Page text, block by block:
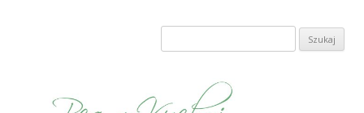
Szukaj: